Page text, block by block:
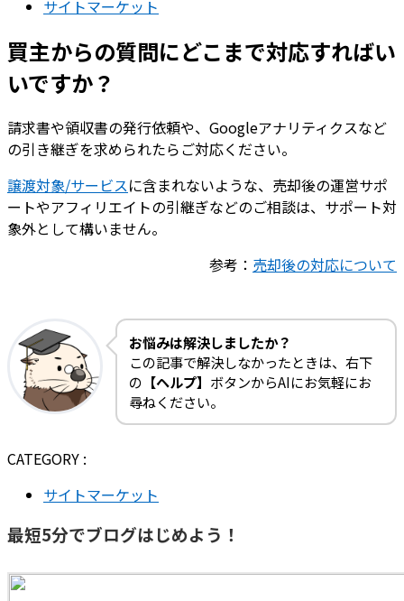
サイトマーケット
買主からの質問にどこまで対応すればい
いですか？
請求書や領収書の発行依頼や、Googleアナリティクスなど
の引き継ぎを求められたらご対応ください。
譲渡対象/サービスに含まれないような、売却後の運営サポ
ートやアフィリエイトの引継ぎなどのご相談は、サポート対
象外として構いません。
参考： 売却後の対応について
お悩みは解決しましたか？
この記事で解決しなかったときは、右下
の 【ヘルプ】 ボタンからAIにお気軽にお
尋ねください。
CATEGORY :
サイトマーケット
最短5分でブログはじめよう！